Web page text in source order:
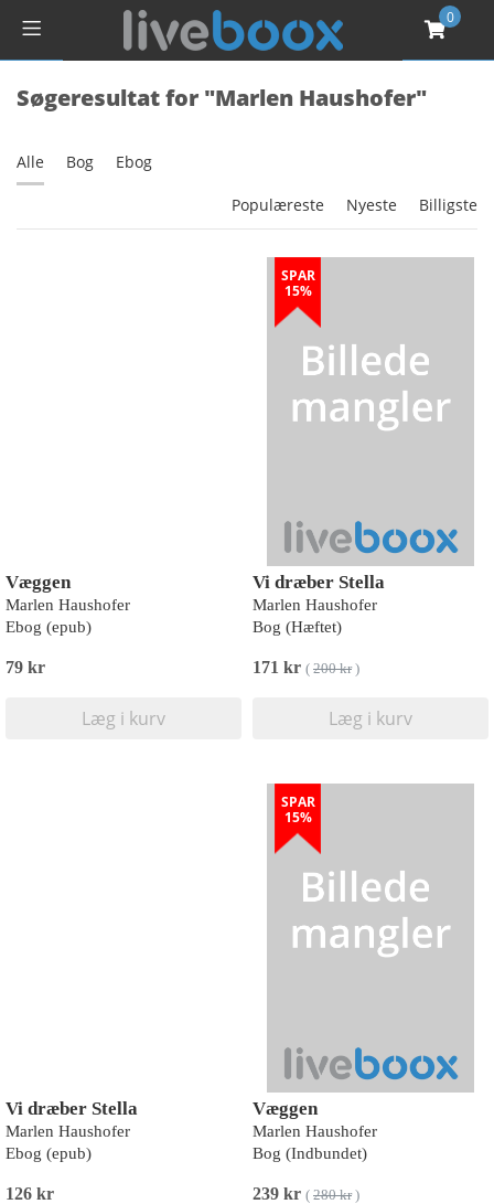
0
Søgeresultat for "Marlen Haushofer"
Alle Bog Ebog
Populæreste Nyeste Billigste
Væggen
Marlen Haushofer
Ebog (epub)
79 kr
Læg i kurv
SPAR
15%
Vi dræber Stella
Marlen Haushofer
Bog (Hæftet)
171 kr ( 200 kr)
Læg i kurv
Vi dræber Stella
Marlen Haushofer
Ebog (epub)
126 kr
SPAR
15%
Væggen
Marlen Haushofer
Bog (Indbundet)
239 kr ( 280 kr)